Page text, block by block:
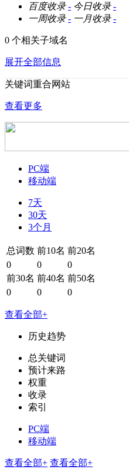
百度收录 - 今日收录 -
一周收录 - 一月收录 -
0 个相关子域名
展开全部信息
关键词重合网站
查看更多
PC端
移动端
7天
30天
3个月
总词数 前10名 前20名
0
0
0
前30名 前40名 前50名
0
0 0
查看全部+
历史趋势
总关键词
预计来路
权重
收录
索引
PC端
移动端
查看全部+ 查看全部+